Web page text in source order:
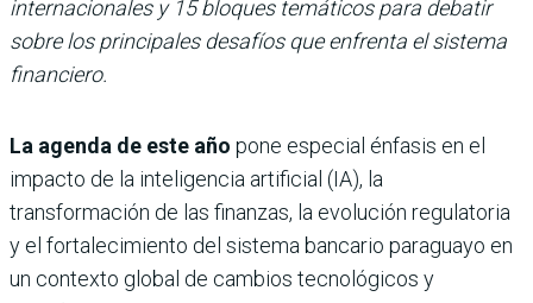
internacionales y 15 bloques temáticos para debatir
sobre los principales desafíos que enfrenta el sistema
financiero.
La agenda de este año pone especial énfasis en el
impacto de la inteligencia artificial (IA), la
transformación de las finanzas, la evolución regulatoria
y el fortalecimiento del sistema bancario paraguayo en
un contexto global de cambios tecnológicos y